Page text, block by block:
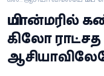
வீடியோ
வணிகம்
மியான்மரில்
கிலோ